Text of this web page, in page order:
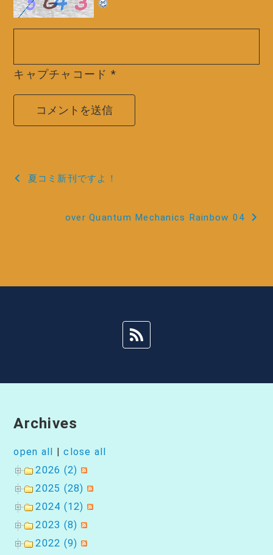
キャプチャコード *
投
夏コミ新刊ですよ！
over Quantum Mechanics Rainbow 04
Archives
open all |close all
2026 (2)
2025 (28)
2024 (12)
2023 (8)
2022 (9)